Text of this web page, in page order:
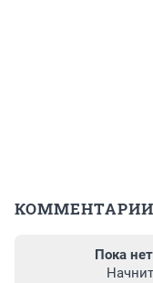
КОММЕНТАРИИ
Пока